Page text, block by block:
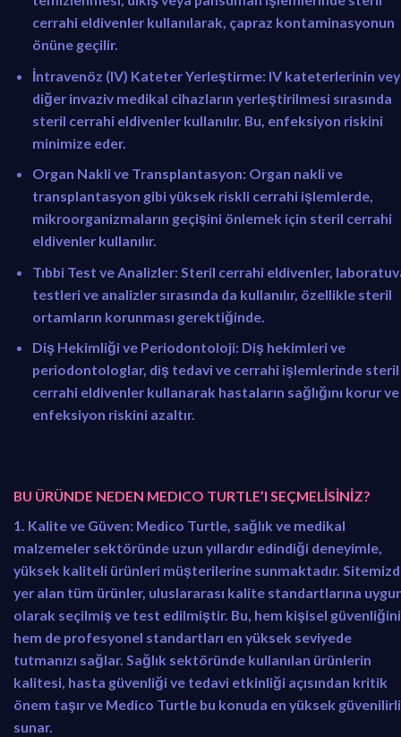
cerrahi eldivenler kullanılarak, çapraz kontaminasyonun
önüne geçilir.
İntravenöz (IV) Kateter Yerleştirme:IV kateterlerinin
diğer invaziv medikal cihazların yerleştirilmesi sırasında
steril cerrahi eldivenler kullanılır. Bu, enfeksiyon riskini
minimize eder.
Organ Nakli ve Transplantasyon:Organ nakli ve
transplantasyon gibi yüksek riskli cerrahi işlemlerde,
mikroorganizmaların geçişini önlemek için steril cerrahi
eldivenler kullanılır.
Tıbbi Test ve Analizler:Steril cerrahi eldivenler,
testleri ve analizler sırasında da kullanılır, özellikle steril
ortamların korunması gerektiğinde.
Diş Hekimliği ve Periodontoloji:Diş hekimleri ve
periodontologlar, diş tedavi ve cerrahi işlemlerinde steril
cerrahi eldivenler kullanarak hastaların sağlığını korur ve
enfeksiyon riskini azaltır.
BU ÜRÜNDE NEDEN MEDICO TURTLE’I SEÇMELİSİNİZ?
1. Kalite ve Güven: Medico Turtle, sağlık ve medikal
malzemeler sektöründe uzun yıllardır edindiği deneyimle,
yüksek kaliteli ürünleri müşterilerine sunmaktadır.
yer alan tüm ürünler, uluslararası kalite standartlarına
olarak seçilmiş ve test edilmiştir. Bu, hem kişisel
hem de profesyonel standartları en yüksek seviyede
tutmanızı sağlar. Sağlık sektöründe kullanılan ürünlerin
kalitesi, hasta güvenliği ve tedavi etkinliği açısından kritik
önem taşır ve Medico Turtle bu konuda en yüksek
sunar.